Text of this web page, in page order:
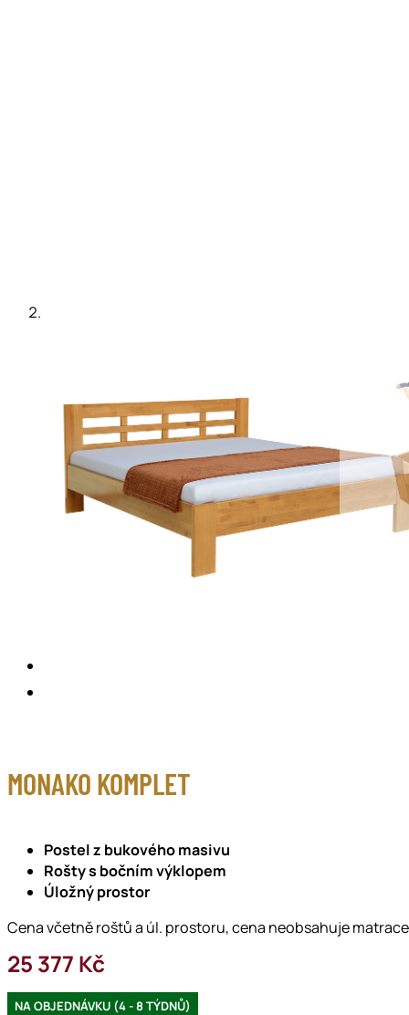
MONAKO KOMPLET
Postel z bukového masivu
Rošty s bočním výklopem
Úložný prostor
Cena včetně roštů a úl. prostoru, cena neobsahuje
25 377 Kč
NA OBJEDNÁVKU (4 - 8 TÝDNŮ)